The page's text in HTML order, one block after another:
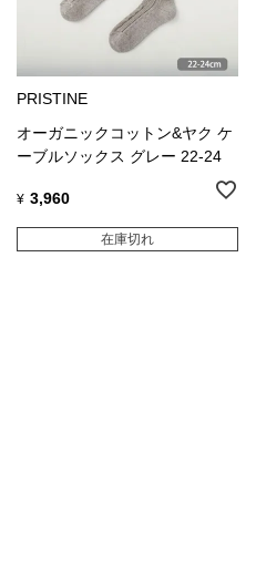
PRISTINE
オーガニックコットン&ヤク ケ
ーブルソックス グレー 22-24
¥ 3,960
在庫切れ